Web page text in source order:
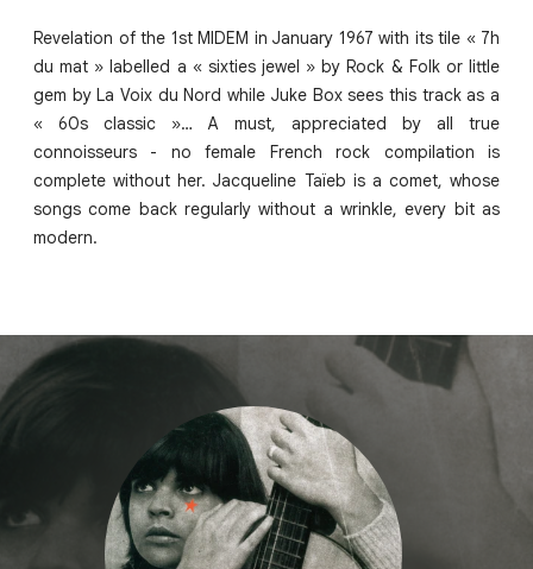
Revelation of the 1st MIDEM in January 1967 with its tile « 7h
du mat » labelled a « sixties jewel » by Rock & Folk or little
gem by La Voix du Nord while Juke Box sees this track as a
« 60s classic »… A must, appreciated by all true
connoisseurs - no female French rock compilation is
complete without her. Jacqueline Taïeb is a comet, whose
songs come back regularly without a wrinkle, every bit as
modern.